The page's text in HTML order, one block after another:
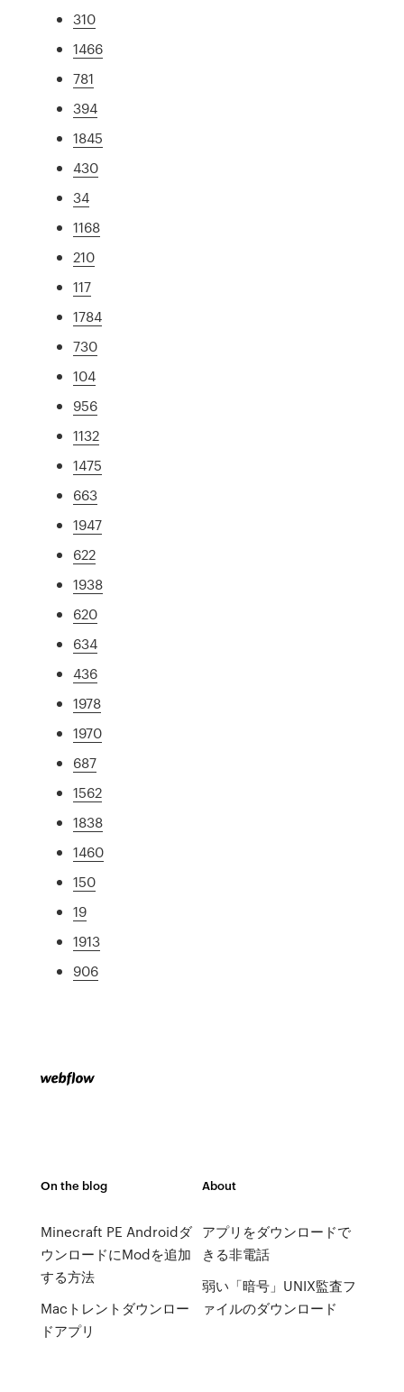
310
1466
781
394
1845
430
34
1168
210
117
1784
730
104
956
1132
1475
663
1947
622
1938
620
634
436
1978
1970
687
1562
1838
1460
150
19
1913
906
On the blog
Minecraft PE Androidダ
ウンロードにModを追加
する方法
Macトレントダウンロー
ドアプリ
About
アプリをダウンロードで
きる非電話
弱い「暗号」UNIX監査フ
ァイルのダウンロード